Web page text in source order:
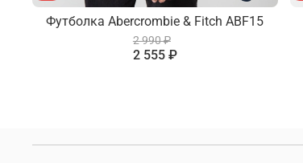
Футболка Abercrombie & Fitch ABF15
2 990 ₽
2 555 ₽